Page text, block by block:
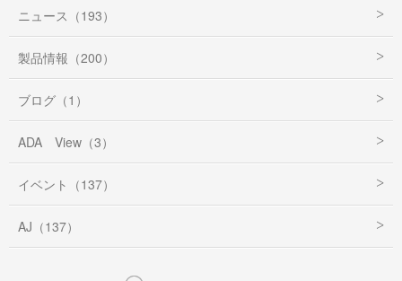
ニュース（193）
製品情報（200）
ブログ（1）
ADA View（3）
イベント（137）
AJ（137）